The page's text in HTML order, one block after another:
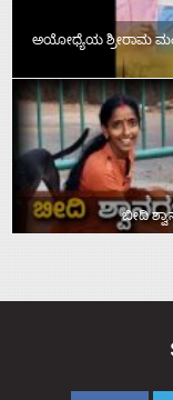
ಅಯೋಧ್ಯೆಯ ಶ್ರೀರಾಮ
ಬೀದಿ